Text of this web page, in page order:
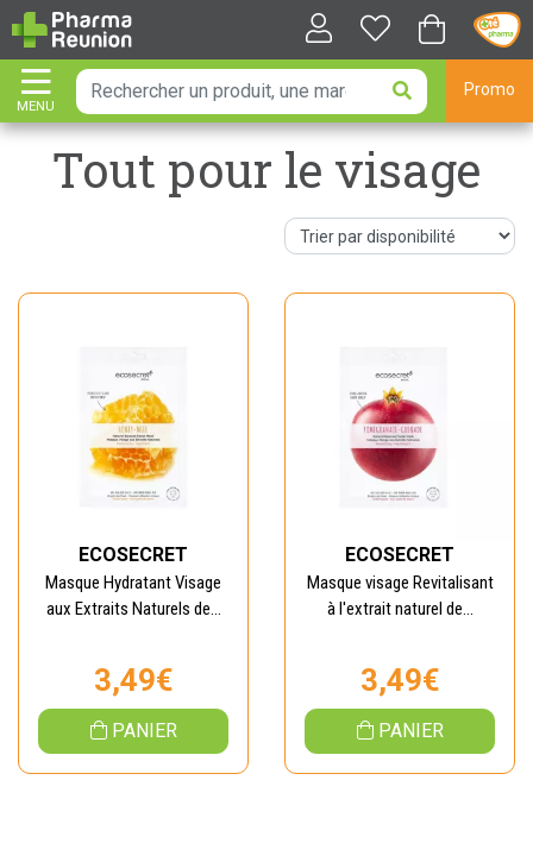
MENU
AFFICHER LA NAVIGATION
Promo
Tout pour le visage
ECOSECRET
Masque Hydratant Visage
aux Extraits Naturels de...
3,49€
PANIER
ECOSECRET
Masque visage Revitalisant
à l'extrait naturel de...
3,49€
PANIER